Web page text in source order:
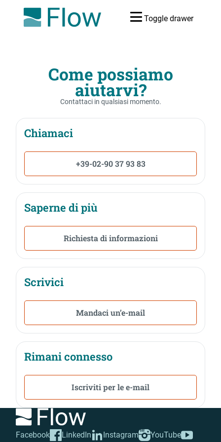
Toggle drawer
Come possiamo
aiutarvi?
Contattaci in qualsiasi momento.
Chiamaci
+39-02-90 37 93 83
Saperne di più
Richiesta di informazioni
Scrivici
Mandaci un’e-mail
Rimani connesso
Iscriviti per le e-mail
Facebook LinkedIn Instagram YouTube